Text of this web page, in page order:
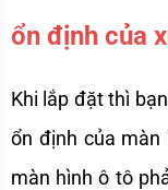
ổn định của
Khi lắp đặt thì
ổn định của màn
màn hình ô tô